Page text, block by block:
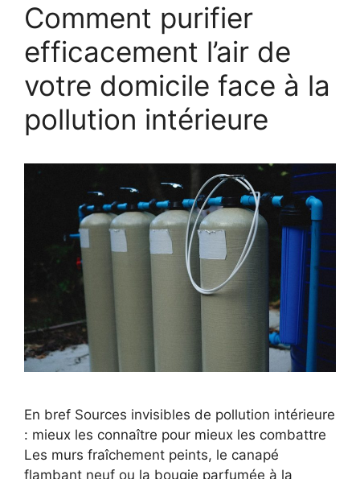
Comment purifier
efficacement l’air de
votre domicile face à la
pollution intérieure
En bref Sources invisibles de pollution intérieure
: mieux les connaître pour mieux les combattre
Les murs fraîchement peints, le canapé
flambant neuf ou la bougie parfumée à la